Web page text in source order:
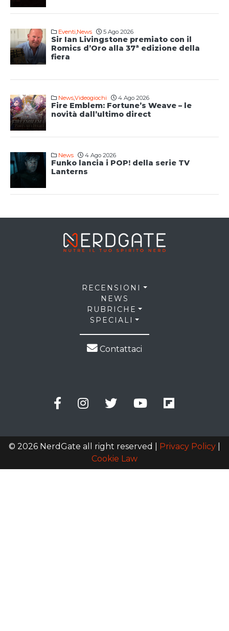
Eventi,News 5 Ago 2026
Sir Ian Livingstone premiato con il
Romics d’Oro alla 37ª edizione della
fiera
News,Videogiochi 4 Ago 2026
Fire Emblem: Fortune’s Weave – le
novità dall’ultimo direct
News 4 Ago 2026
Funko lancia i POP! della serie TV
Lanterns
RECENSIONI
NEWS
RUBRICHE
SPECIALI
Contattaci
© 2026 NerdGate all right reserved | Privacy Policy
Cookie Law